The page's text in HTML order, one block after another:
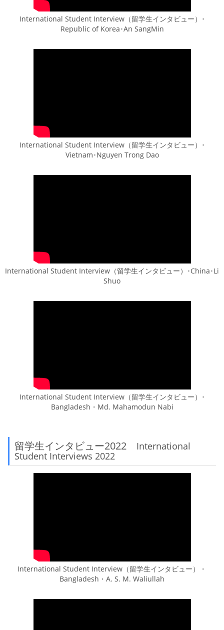
International Student Interview（留学生インタビュー）･
Republic of Korea･An SangMin
International Student Interview（留学生インタビュー）･
Vietnam･Nguyen Trong Dao
International Student Interview（留学生インタビュー）･China･Li
Shuo
International Student Interview（留学生インタビュー）･
Bangladesh・Md. Mahamodun Nabi
留学生インタビュー2022
International
Student Interviews 2022
International Student Interview（留学生インタビュー）・
Bangladesh・A. S. M. Waliullah